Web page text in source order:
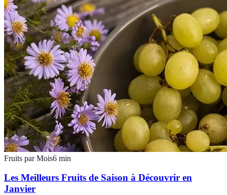
Fruits par Mois6 min
Les Meilleurs Fruits de Saison à Découvrir en
Janvier